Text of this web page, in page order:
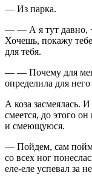
— Из парка.
— — А я тут давно,
Хочешь, покажу
для тебя.
— — Почему для
определила для
А коза засмеялась.
смеется, до этого
и смеющуюся.
— Пойдем, сам
со всех ног
еле-еле успевал за